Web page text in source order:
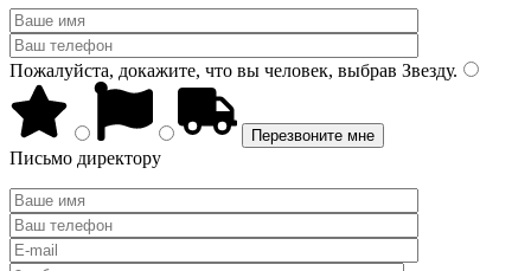
Пожалуйста, докажите, что вы человек, выбрав Звезду.
Письмо директору